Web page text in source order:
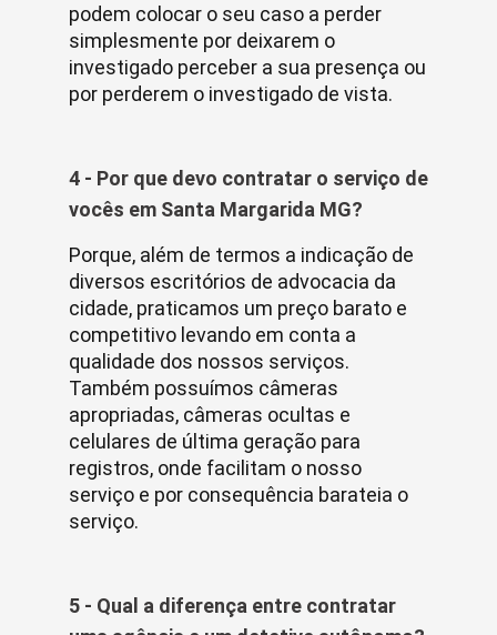
podem colocar o seu caso a perder
simplesmente por deixarem o
investigado perceber a sua presença ou
por perderem o investigado de vista.
4 - Por que devo contratar o serviço de
vocês em Santa Margarida MG?
Porque, além de termos a indicação de
diversos escritórios de advocacia da
cidade, praticamos um preço barato e
competitivo levando em conta a
qualidade dos nossos serviços.
Também possuímos câmeras
apropriadas, câmeras ocultas e
celulares de última geração para
registros, onde facilitam o nosso
serviço e por consequência barateia o
serviço.
5 - Qual a diferença entre contratar